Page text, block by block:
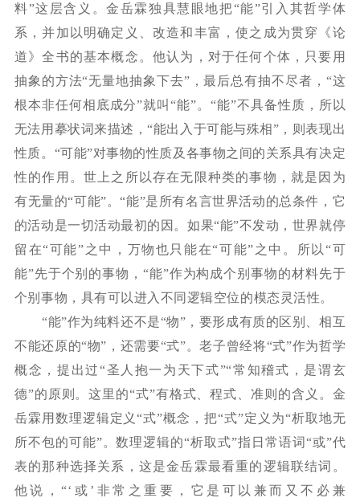
料”这层含义。金岳霖独具慧眼地把“能”引入其哲学体
系，并加以明确定义、改造和丰富，使之成为贯穿《论
道》全书的基本概念。他认为，对于任何个体，只要用
抽象的方法“无量地抽象下去”，最后总有抽不尽者，“这
根本非任何相底成分”就叫“能”。“能”不具备性质，所以
无法用摹状词来描述，“能出入于可能与殊相”，则表现出
性质。“可能”对事物的性质及各事物之间的关系具有决定
性的作用。世上之所以存在无限种类的事物，就是因为
有无量的“可能”。“能”是所有名言世界活动的总条件，它
的活动是一切活动最初的因。如果“能”不发动，世界就停
留在“可能”之中，万物也只能在“可能”之中。所以“可
能”先于个别的事物，“能”作为构成个别事物的材料先于
个别事物，具有可以进入不同逻辑空位的模态灵活性。
“能”作为纯料还不是“物”，要形成有质的区别、相互
不能还原的“物”，还需要“式”。老子曾经将“式”作为哲学
概念，提出过“圣人抱一为天下式”“常知稽式，是谓玄
德”的原则。这里的“式”有格式、程式、准则的含义。金
岳霖用数理逻辑定义“式”概念，把“式”定义为“析取地无
所不包的可能”。数理逻辑的“析取式”指日常语词“或”代
表的那种选择关系，这是金岳霖最看重的逻辑联结词。
他说，“‘或’非常之重要，它是可以兼而又不必兼